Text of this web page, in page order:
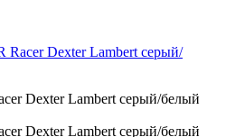
Racer Dexter Lambert серый/